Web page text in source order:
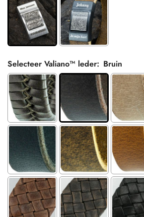
Selecteer Valiano™ leder: Bruin